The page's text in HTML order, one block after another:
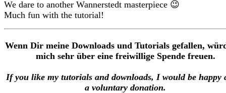
We dare to another Wannerstedt masterpiece 😉
Much fun with the tutorial!
Wenn Dir meine Downloads und Tutorials gefallen,
mich sehr über eine freiwillige Spende freuen.
If you like my tutorials and downloads, I would be happy
a voluntary donation.